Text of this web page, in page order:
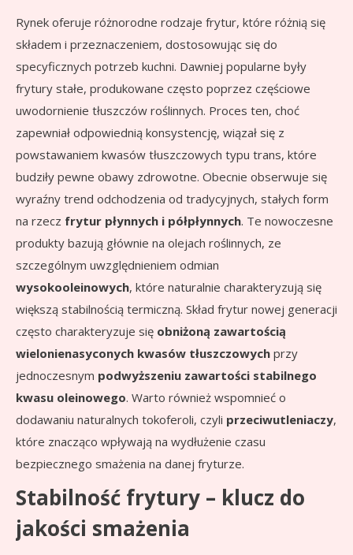
Rynek oferuje różnorodne rodzaje frytur, które różnią się
składem i przeznaczeniem, dostosowując się do
specyficznych potrzeb kuchni. Dawniej popularne były
frytury stałe, produkowane często poprzez częściowe
uwodornienie tłuszczów roślinnych. Proces ten, choć
zapewniał odpowiednią konsystencję, wiązał się z
powstawaniem kwasów tłuszczowych typu trans, które
budziły pewne obawy zdrowotne. Obecnie obserwuje się
wyraźny trend odchodzenia od tradycyjnych, stałych form
na rzecz frytur płynnych i półpłynnych. Te nowoczesne
produkty bazują głównie na olejach roślinnych, ze
szczególnym uwzględnieniem odmian
wysokooleinowych, które naturalnie charakteryzują się
większą stabilnością termiczną. Skład frytur nowej generacji
często charakteryzuje się obniżoną zawartością
wielonienasyconych kwasów tłuszczowych przy
jednoczesnym podwyższeniu zawartości stabilnego
kwasu oleinowego. Warto również wspomnieć o
dodawaniu naturalnych tokoferoli, czyli przeciwutleniaczy,
które znacząco wpływają na wydłużenie czasu
bezpiecznego smażenia na danej fryturze.
Stabilność frytury – klucz do
jakości smażenia